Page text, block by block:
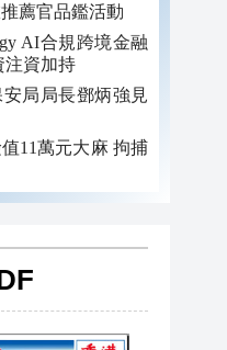
薦官品鑑活動
AI合規跨境金融
注資加持
局局長鄧炳強見
11萬元大麻 拘捕